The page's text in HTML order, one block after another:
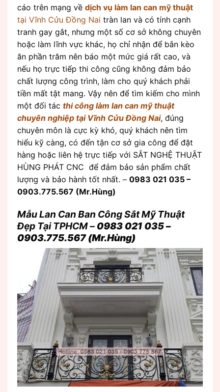
cáo trên mạng về dịch vụ làm lan can mỹ thuật
tại Vĩnh Cửu Đồng Nai tràn lan và có tính cạnh
tranh gay gắt, nhưng một số cơ sở không chuyên
hoặc làm lĩnh vực khác, họ chỉ nhận để bắn kèo
ăn phần trăm nên báo một mức giá rất cao, và
nếu họ trực tiếp thi công cũng không đảm bảo
chất lượng công trình, làm cho quý khách phải
tiền mất tật mang. Vậy nên để tìm kiếm cho mình
một đối tác thi công làm lan can mỹ thuật
chuyên nghiệp tại Vĩnh Cửu Đồng Nai, đúng
chuyên môn là cực kỳ khó, quý khách nên tìm
hiểu kỹ càng, có đến tận cơ sở gia công để đặt
hàng hoặc liên hệ trực tiếp với SẮT NGHỆ THUẬT
HÙNG PHÁT CNC để đảm bảo sản phẩm chất
lượng và bảo hành tốt nhất. – 0983 021 035 –
0903.775.567 (Mr.Hùng)
Mẫu Lan Can Ban CôngSắtMỹThuật
Đẹp Tại TPHCM – 0983 021 035 –
0903.775.567 (Mr.Hùng)